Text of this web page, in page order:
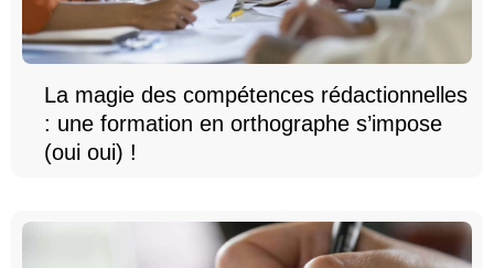
La magie des compétences rédactionnelles
: une formation en orthographe s’impose
(oui oui) !